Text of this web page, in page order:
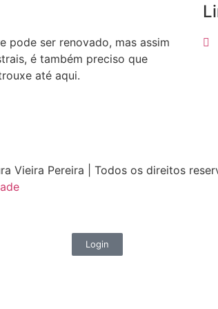
pode ser renovado, mas assim
é também preciso que
até aqui.
Vieira Pereira | Todos os direitos
Login